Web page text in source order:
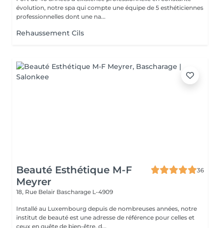
évolution, notre spa qui compte une équipe de 5 esthéticiennes
professionnelles dont une na...
Rehaussement Cils
Beauté Esthétique M-F
Meyrer
36
18, Rue Belair Bascharage L-4909
Installé au Luxembourg depuis de nombreuses années, notre
institut de beauté est une adresse de référence pour celles et
ceux en quête de bien-être, d...